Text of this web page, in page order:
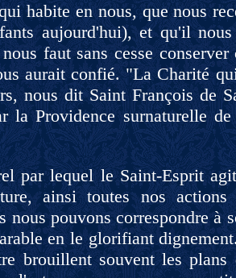
habite en nous, que nous
aujourd'hui), et qu'il nous
faut sans cesse conserver
aurait confié. "La Charité
nous dit Saint François de
la Providence surnaturelle
par lequel le Saint-Esprit
ainsi toutes nos actions
nous pouvons correspondre à
en le glorifiant
brouillent souvent les